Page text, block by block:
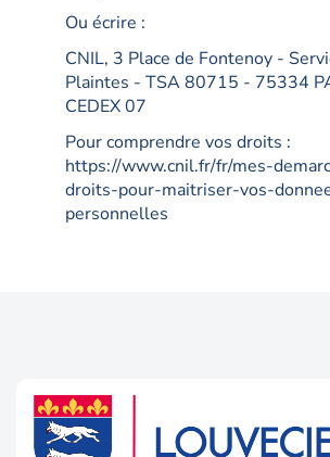
Ou écrire :
CNIL, 3 Place de Fontenoy -
Plaintes - TSA 80715 - 75334
CEDEX 07
Pour comprendre vos droits :
https://www.cnil.fr/fr/mes-
droits-pour-maitriser-vos-
personnelles